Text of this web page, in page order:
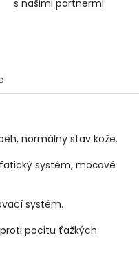
s našimi partnermi
normálny stav kože.
systém, močové
systém.
pocitu ťažkých